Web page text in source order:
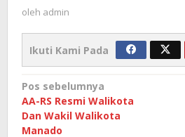
oleh admin
Ikuti Kami Pada
Navigasi
pos
Pos sebelumnya
AA-RS Resmi Walikota
Dan Wakil Walikota
Manado